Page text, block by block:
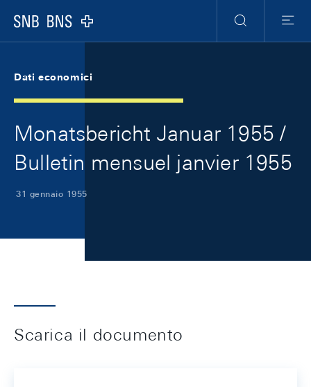
Logo
Ricerca
Menu
Dati economici
Monatsbericht Januar 1955 /
Bulletin mensuel janvier 1955
31 gennaio 1955
Scarica il documento